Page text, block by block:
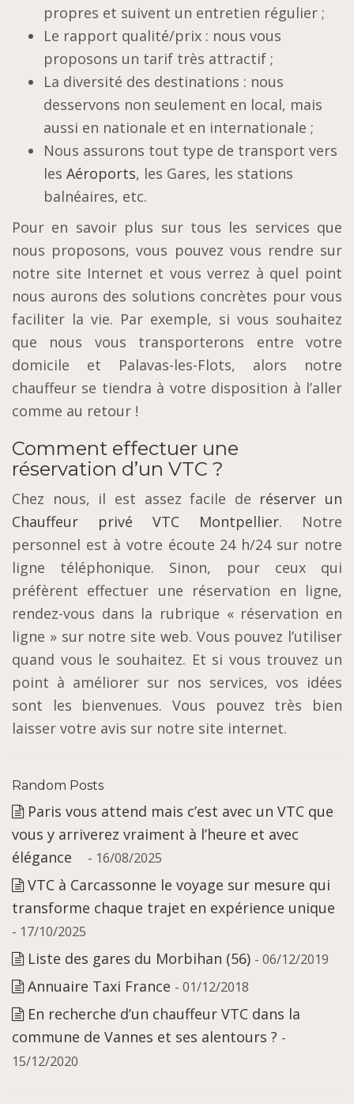
propres et suivent un entretien régulier ;
Le rapport qualité/prix : nous vous
proposons un tarif très attractif ;
La diversité des destinations : nous
desservons non seulement en local, mais
aussi en nationale et en internationale ;
Nous assurons tout type de transport vers
les Aéroports, les Gares, les stations
balnéaires, etc.
Pour en savoir plus sur tous les services que
nous proposons, vous pouvez vous rendre sur
notre site Internet et vous verrez à quel point
nous aurons des solutions concrètes pour vous
faciliter la vie. Par exemple, si vous souhaitez
que nous vous transporterons entre votre
domicile et Palavas-les-Flots, alors notre
chauffeur se tiendra à votre disposition à l’aller
comme au retour !
Comment effectuer une
réservation d’un VTC ?
Chez nous, il est assez facile de réserver un
Chauffeur privé VTC Montpellier. Notre
personnel est à votre écoute 24 h/24 sur notre
ligne téléphonique. Sinon, pour ceux qui
préfèrent effectuer une réservation en ligne,
rendez-vous dans la rubrique « réservation en
ligne » sur notre site web. Vous pouvez l’utiliser
quand vous le souhaitez. Et si vous trouvez un
point à améliorer sur nos services, vos idées
sont les bienvenues. Vous pouvez très bien
laisser votre avis sur notre site internet.
Random Posts
Paris vous attend mais c’est avec un VTC que
vous y arriverez vraiment à l’heure et avec
élégance
- 16/08/2025
VTC à Carcassonne le voyage sur mesure qui
transforme chaque trajet en expérience unique
- 17/10/2025
Liste des gares du Morbihan (56) - 06/12/2019
Annuaire Taxi France - 01/12/2018
En recherche d’un chauffeur VTC dans la
commune de Vannes et ses alentours ? -
15/12/2020